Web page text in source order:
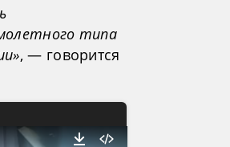
типа
, — говорится